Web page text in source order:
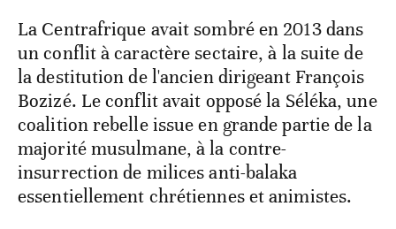
La Centrafrique avait sombré en 2013 dans
un conflit à caractère sectaire, à la suite de
la destitution de l'ancien dirigeant François
Bozizé. Le conflit avait opposé la Séléka, une
coalition rebelle issue en grande partie de la
majorité musulmane, à la contre-
insurrection de milices anti-balaka
essentiellement chrétiennes et animistes.